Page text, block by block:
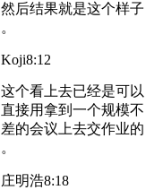
然后结果就是这个样子
。
Koji8:12
这个看上去已经是可以
直接用拿到一个规模不
差的会议上去交作业的
。
庄明浩8:18